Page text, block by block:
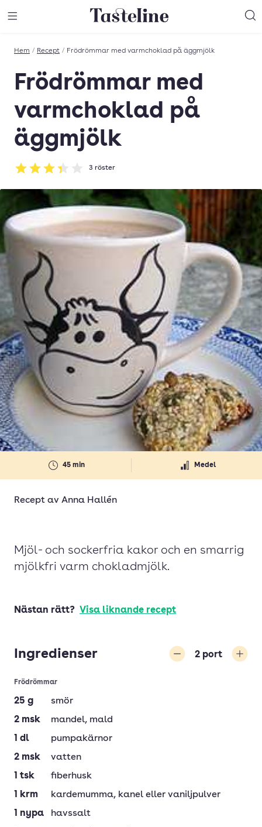
Till Tastelines startsida
Hem / Recept / Frödrömmar med varmchoklad på äggmjölk
Frödrömmar med
varmchoklad på
äggmjölk
Betyg: 3.33 av 5
3 röster
45 min Medel
Recept av Anna Hallén
Mjöl- och sockerfria kakor och en smarrig
mjölkfri varm chokladmjölk.
Nästan rätt? Visa liknande recept
Ingredienser 2 port
Frödrömmar
25 g
smör
2 msk mandel, mald
1 dl
pumpakärnor
2 msk
vatten
1 tsk
fiberhusk
1
krm kardemumma, kanel eller vaniljpulver
1 nypa
havssalt